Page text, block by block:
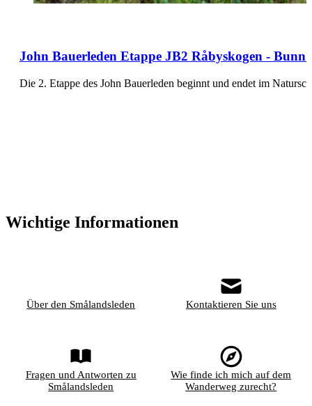
John Bauerleden Etappe JB2 Råbyskogen - Bunn
Die 2. Etappe des John Bauerleden beginnt und endet im
Wichtige Informationen
Über den Smålandsleden Kontaktieren Sie uns
Fragen und Antworten zu
Smålandsleden
Wie finde ich mich auf dem
Wanderweg zurecht?